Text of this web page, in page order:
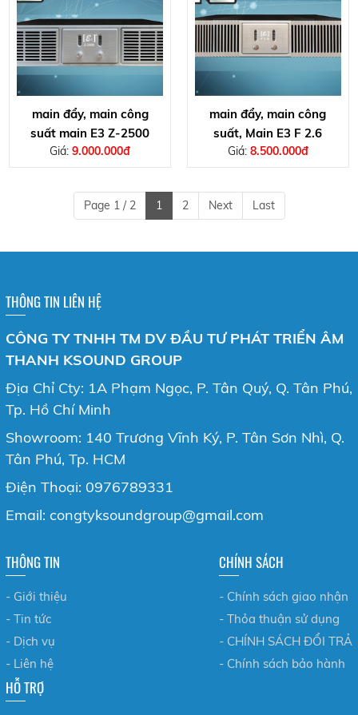
main đẩy, main công
suất main E3 Z-2500
Giá:9.000.000đ
main đẩy, main công
suất, Main E3 F 2.6
Giá: 8.500.000đ
Page 1 / 2 1 2 Next Last
THÔNG TIN LIÊN HỆ
CÔNG TY TNHH TM DV ĐẦU TƯ PHÁT TRIỂN ÂM
THANH KSOUND GROUP
Địa Chỉ Cty: 1A Phạm Ngọc, P. Tân Quý, Q. Tân Phú,
Tp. Hồ Chí Minh
Showroom: 140 Trương Vĩnh Ký, P. Tân Sơn Nhì, Q.
Tân Phú, Tp. HCM
Điện Thoại: 0976789331
Email: congtyksoundgroup@gmail.com
THÔNG TIN
- Giới thiệu
- Tin tức
- Dịch vụ
- Liên hệ
CHÍNH SÁCH
- Chính sách giao nhận
- Thỏa thuận sử dụng
- CHÍNH SÁCH ĐỔI TRẢ
- Chính sách bảo hành
HỖ TRỢ